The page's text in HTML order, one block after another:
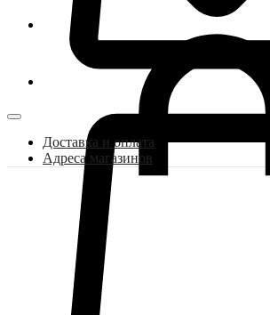
Доставка и оплата
Адреса магазинов